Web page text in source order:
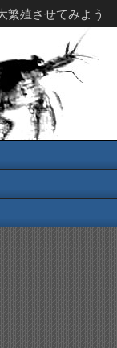
繁殖させてみよう